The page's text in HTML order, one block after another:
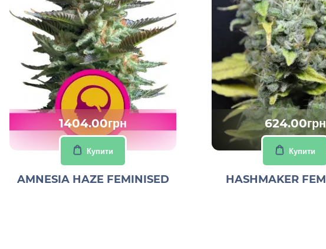
1404.00грн
Купити
AMNESIA HAZE FEMINISED
624.00грн
Купити
HASHMAKER